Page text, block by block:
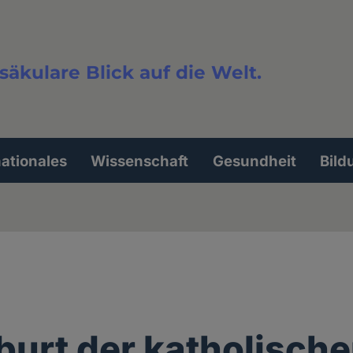
Blick auf die Welt.
Wissenschaft Gesundheit